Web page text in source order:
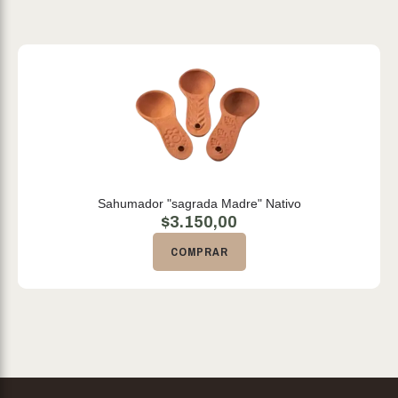
Sahumador "sagrada Madre" Nativo
$3.150,00
COMPRAR